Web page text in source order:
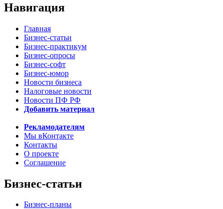
Навигация
Главная
Бизнес-статьи
Бизнес-практикум
Бизнес-опросы
Бизнес-софт
Бизнес-юмор
Новости бизнеса
Налоговые новости
Новости ПФ РФ
Добавить материал
Рекламодателям
Мы вКонтакте
Контакты
О проекте
Соглашение
Бизнес-статьи
Бизнес-планы